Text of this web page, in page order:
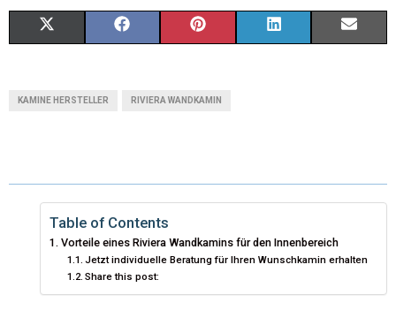
T
T
E
R
O
O
K
R
S
D
N
KAMINE HERSTELLER RIVIERA WANDKAMIN
Table of Contents
Vorteile eines Riviera Wandkamins für den Innenbereich
Jetzt individuelle Beratung für Ihren Wunschkamin erhalten
Share this post: